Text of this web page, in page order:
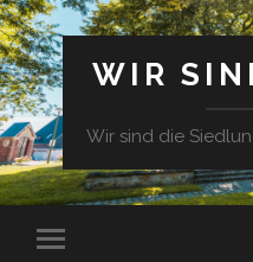
WIR
Wir sind die